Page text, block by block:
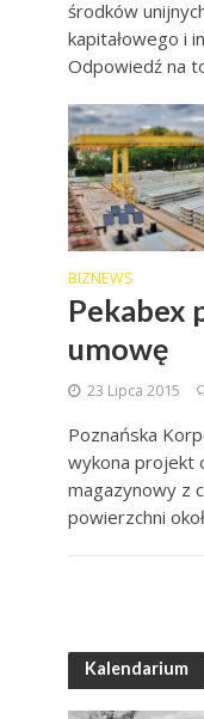
środków
kapitałowego i
Odpowiedź na
BIZNEWS
Pekabex
umowę
23 Lipca 2015
Poznańska
wykona projekt
magazynowy z
powierzchni
Kalendarium